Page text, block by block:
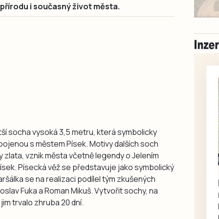
i současný život města.
socha vysoká 3,5 metru, která symbolicky
s městem Písek. Motivy dalších soch
zlata, vznik města včetně legendy o Jelením
Písecká věž se představuje jako symbolický
se na realizaci podílel tým zkušených
Fuka a Roman Mikuš. Vytvořit sochy, na
trvalo zhruba 20 dní.
Milevsko
Zdarma / za odvoz
Daruji do dobrých
rukou kotě